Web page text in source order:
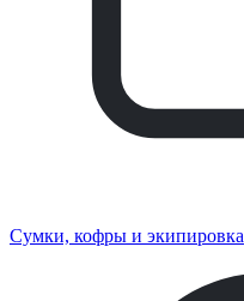
Сумки, кофры и экипировка